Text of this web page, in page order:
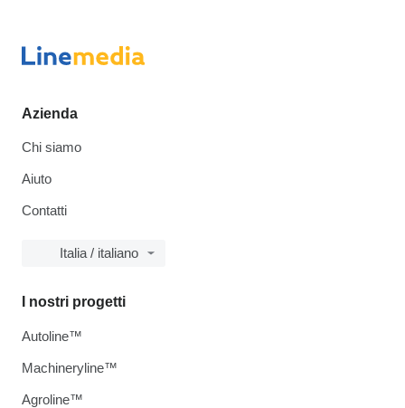
Azienda
Chi siamo
Aiuto
Contatti
Italia / italiano
I nostri progetti
Autoline™
Machineryline™
Agroline™